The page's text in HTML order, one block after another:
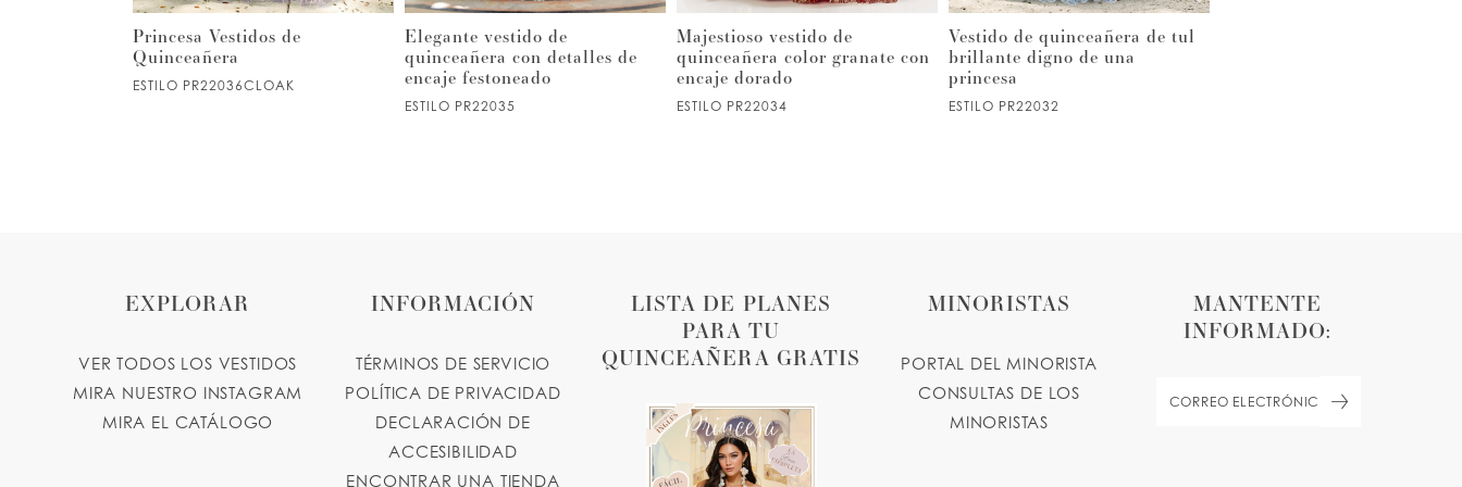
5
6
10
11
Princesa Vestidos de
Quinceañera
ESTILO PR22036CLOAK
Elegante vestido de
quinceañera con detalles de
encaje festoneado
ESTILO PR22035
Majestioso vestido de
quinceañera color granate con
encaje dorado
ESTILO PR22034
Vestido de quinceañera de tul
brillante digno de una
princesa
ESTILO PR22032
LISTA DE PLANES
PARA TU
QUINCEAÑERA GRATIS
EXPLORAR
VER TODOS LOS VESTIDOS
MIRA NUESTRO INSTAGRAM
MIRA EL CATÁLOGO
INFORMACIÓN
TÉRMINOS DE SERVICIO
POLÍTICA DE PRIVACIDAD
DECLARACIÓN DE
ACCESIBILIDAD
ENCONTRAR UNA TIENDA
MINORISTAS
PORTAL DEL MINORISTA
CONSULTAS DE LOS
MINORISTAS
MANTENTE
INFORMADO: